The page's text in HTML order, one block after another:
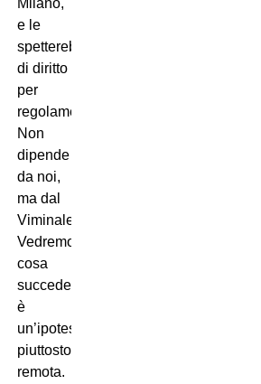
e le
spetterebbe
di diritto
per
regolamento.
Non
dipende
da noi,
ma dal
Viminale.
Vedremo
cosa
succederà,
è
un’ipotesi
piuttosto
remota.